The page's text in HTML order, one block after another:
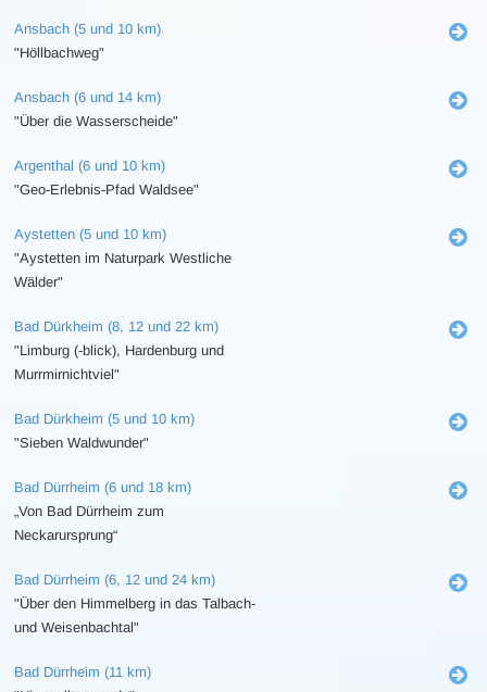
Ansbach (5 und 10 km)
"Höllbachweg"
Ansbach (6 und 14 km)
"Über die Wasserscheide"
Argenthal (6 und 10 km)
"Geo-Erlebnis-Pfad Waldsee"
Aystetten (5 und 10 km)
"Aystetten im Naturpark Westliche
Wälder"
Bad Dürkheim (8, 12 und 22 km)
"Limburg (-blick), Hardenburg und
Murrmirnichtviel"
Bad Dürkheim (5 und 10 km)
"Sieben Waldwunder"
Bad Dürrheim (6 und 18 km)
„Von Bad Dürrheim zum
Neckarursprung“
Bad Dürrheim (6, 12 und 24 km)
"Über den Himmelberg in das Talbach-
und Weisenbachtal"
Bad Dürrheim (11 km)